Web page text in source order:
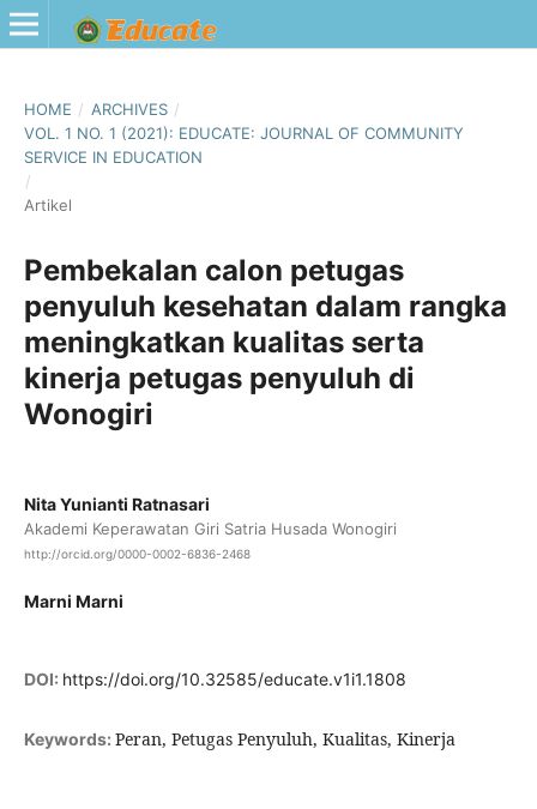
HOME / ARCHIVES /
VOL. 1 NO. 1 (2021): EDUCATE: JOURNAL OF COMMUNITY
SERVICE IN EDUCATION
/
Artikel
Pembekalan calon petugas
penyuluh kesehatan dalam rangka
meningkatkan kualitas serta
kinerja petugas penyuluh di
Wonogiri
Nita Yunianti Ratnasari
Akademi Keperawatan Giri Satria Husada Wonogiri
http://orcid.org/0000-0002-6836-2468
Marni Marni
DOI: https://doi.org/10.32585/educate.v1i1.1808
Keywords: Peran, Petugas Penyuluh, Kualitas, Kinerja